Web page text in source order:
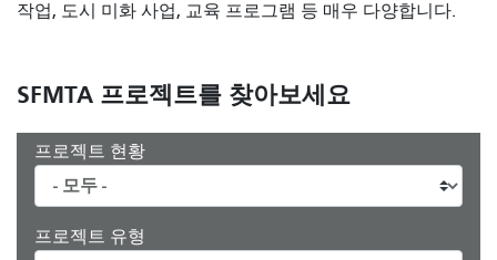
작업, 도시 미화 사업, 교육 프로그램 등 매우 다양합니다.
SFMTA 프로젝트를 찾아보세요
프로젝트 현황
프로젝트 유형